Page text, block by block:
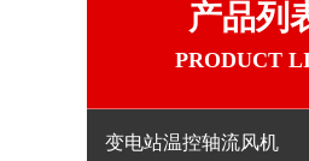
产品列
PRODUCT
变电站温控轴流风机